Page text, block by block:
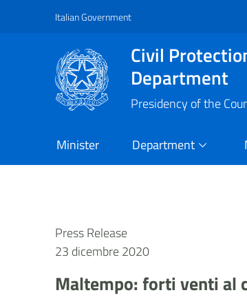
Vai al contenuto principale
Raggiungi il piè di pagina
Italian Government
Civil
Department
Presidency of the
Minister Department
Press Release
23 dicembre 2020
Maltempo: forti venti al